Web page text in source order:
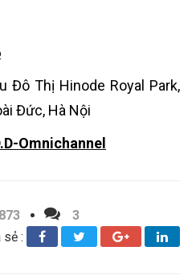
Đô Thị Hinode Royal Park,
Đức, Hà Nội
Omnichannel
3
sẻ :